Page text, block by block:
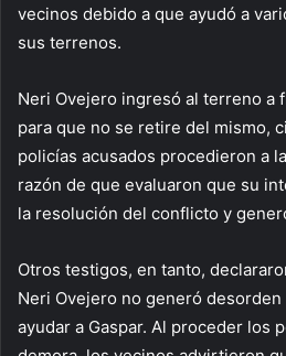
vecinos debido a que ayudó a
sus terrenos.
Neri Ovejero ingresó al terreno a
para que no se retire del mismo,
policías acusados procedieron a
razón de que evaluaron que su
la resolución del conflicto y
Otros testigos, en tanto,
Neri Ovejero no generó
ayudar a Gaspar. Al proceder los